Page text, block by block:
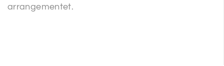
arrangementet.